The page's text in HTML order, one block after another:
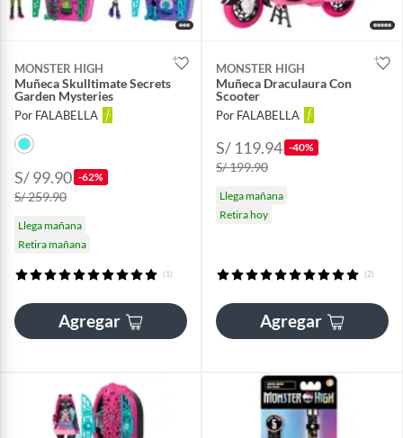
MONSTER HIGH
Muñeca Skulltimate Secrets
Garden Mysteries
Por FALABELLA
S/ 99.90 -62%
S/ 259.90
Llega mañana
Retira mañana
(1)
Agregar
MONSTER HIGH
Muñeca Draculaura Con
Scooter
Por FALABELLA
S/ 119.94 -40%
S/ 199.90
Llega mañana
Retira hoy
(2)
Agregar